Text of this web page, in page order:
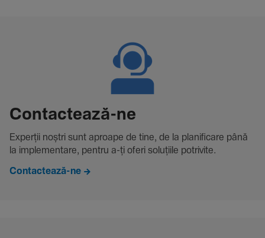
Contac­tează-ne
Experții noștri sunt aproape de tine, de la plani­fi­care până
la imple­men­tare, pentru a-ți oferi solu­țiile potri­vite.
Contactează-ne